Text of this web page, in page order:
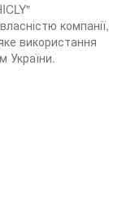
компанії,
використання
України.